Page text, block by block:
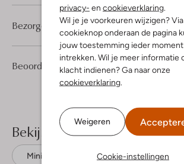
privacy- en cookieverklaring
Wil je je voorkeuren wijzigen?
cookieknop onderaan de pagina
jouw toestemming ieder moment
intrekken. Wil je meer informatie
klacht indienen? Ga naar onze
cookieverklaring
Weigeren
Cookie-instellingen
Beoordelingen (1) 4
1
4
Sterren
Bezorgen & retourneren
Bekijk meer
Minirokken Silvian Heach